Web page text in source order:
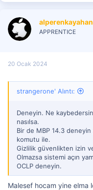
alperenkayahan
APPRENTICE
20 Ocak 2024
strangerone' Alıntı:
Deneyin. Ne
nasılsa.
Bir de MBP 14.3 deneyin
komutu ile.
Gizlilik güvenlikten izin
Olmazsa sistemi açın
OCLP deneyin.
Malesef hocam yine elma